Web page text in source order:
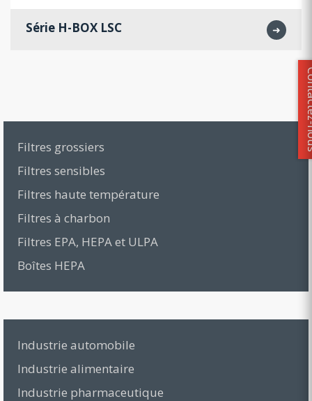
Série H-BOX LSC ➜
Filtres grossiers
Filtres sensibles
Filtres haute température
Filtres à charbon
Filtres EPA, HEPA et ULPA
Boîtes HEPA
Industrie automobile
Industrie alimentaire
Industrie pharmaceutique